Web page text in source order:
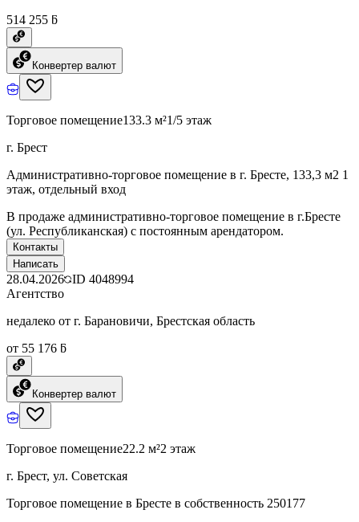
514 255 ƃ
Конвертер валют
Торговое помещение133.3 м²1/5 этаж
г. Брест
Административно-торговое помещение в г. Бресте, 133,3 м2 1
этаж, отдельный вход
В продаже административно-торговое помещение в г.Бресте
(ул. Республиканская) с постоянным арендатором.
Контакты
Написать
28.04.2026 ID 4048994
Агентство
недалеко от г. Барановичи, Брестская область
от 55 176 ƃ
Конвертер валют
Торговое помещение22.2 м²2 этаж
г. Брест, ул. Советская
Торговое помещение в Бресте в собственность 250177